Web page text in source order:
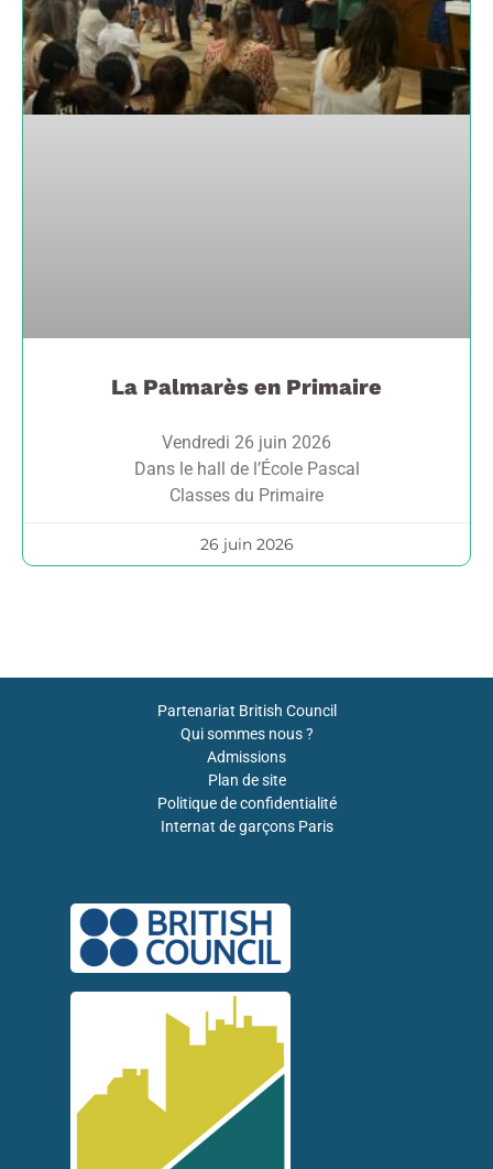
La Palmarès en Primaire
Vendredi 26 juin 2026
Dans le hall de l’École Pascal
Classes du Primaire
26 juin 2026
Partenariat British Council
Qui sommes nous ?
Admissions
Plan de site
Politique de confidentialité
Internat de garçons Paris